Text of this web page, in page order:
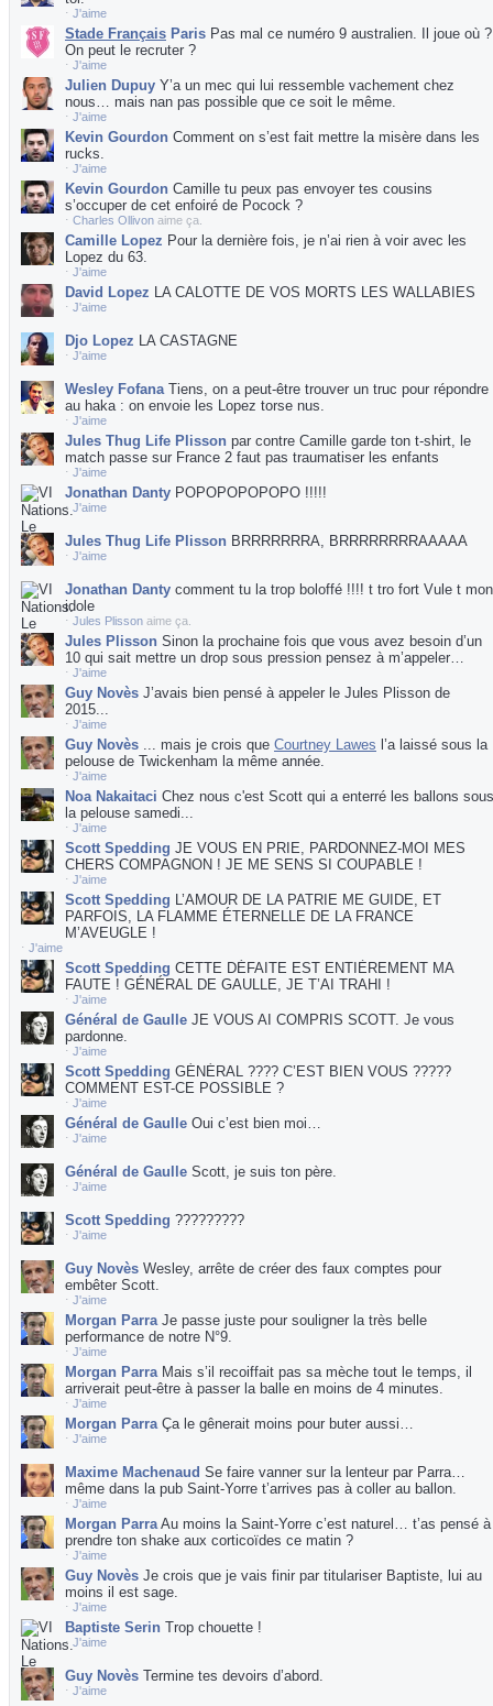
⋅ J'aime
Stade Français Paris Pas mal ce numéro 9 australien. Il joue où ?
On peut le recruter ?
⋅ J'aime
Julien Dupuy Y’a un mec qui lui ressemble vachement chez
nous… mais nan pas possible que ce soit le même.
⋅ J'aime
Kevin Gourdon Comment on s’est fait mettre la misère dans les
rucks.
⋅ J'aime
Kevin Gourdon Camille tu peux pas envoyer tes cousins
s’occuper de cet enfoiré de Pocock ?
⋅ Charles Ollivon aime ça.
Camille Lopez Pour la dernière fois, je n’ai rien à voir avec les
Lopez du 63.
⋅ J'aime
David Lopez LA CALOTTE DE VOS MORTS LES WALLABIES
⋅ J'aime
Djo Lopez LA CASTAGNE
⋅ J'aime
Wesley FofanaTiens, on a peut-être trouver un truc pour répondre
au haka : on envoie les Lopez torse nus.
⋅ J'aime
Jules Thug Life Plisson par contre Camille garde ton t-shirt, le
match passe sur France 2 faut pas traumatiser les enfants
⋅ J'aime
Jonathan Danty POPOPOPOPOPO !!!!!
⋅ J'aime
Jules Thug Life Plisson BRRRRRRRA, BRRRRRRRRAAAAA
⋅ J'aime
Jonathan Danty comment tu la trop boloffé !!!! t tro fort Vule t mon
idole
⋅ Jules Plisson aime ça.
Jules Plisson Sinon la prochaine fois que vous avez besoin d’un
10 qui sait mettre un drop sous pression pensez à m’appeler…
⋅ J'aime
Guy Novès J’avais bien pensé à appeler le Jules Plisson de
2015...
⋅ J'aime
Guy Novès ... mais je crois que Courtney Lawes l’a laissé sous la
pelouse de Twickenham la même année.
⋅ J'aime
Noa Nakaitaci Chez nous c'est Scott qui a enterré les ballons sous
la pelouse samedi...
⋅ J'aime
Scott Spedding JE VOUS EN PRIE, PARDONNEZ-MOI MES
CHERS COMPAGNON ! JE ME SENS SI COUPABLE !
⋅ J'aime
Scott Spedding L’AMOUR DE LA PATRIE ME GUIDE, ET
PARFOIS, LA FLAMME ÉTERNELLE DE LA FRANCE
M’AVEUGLE !
⋅ J'aime
Scott Spedding CETTE DÉFAITE EST ENTIÈREMENT MA
FAUTE ! GÉNÉRAL DE GAULLE, JE T’AI TRAHI !
⋅ J'aime
Général de Gaulle JE VOUS AI COMPRIS SCOTT. Je vous
pardonne.
⋅ J'aime
Scott Spedding GÉNÉRAL ???? C’EST BIEN VOUS ?????
COMMENT EST-CE POSSIBLE ?
⋅ J'aime
Général de Gaulle Oui c’est bien moi…
⋅ J'aime
Général de Gaulle Scott, je suis ton père.
⋅ J'aime
Scott Spedding ?????????
⋅ J'aime
Guy Novès Wesley, arrête de créer des faux comptes pour
embêter Scott.
⋅ J'aime
Morgan ParraJe passe juste pour souligner la très belle
performance de notre N°9.
⋅ J'aime
Morgan ParraMais s’il recoiffait pas sa mèche tout le temps, il
arriverait peut-être à passer la balle en moins de 4 minutes.
⋅ J'aime
Morgan ParraÇa le gênerait moins pour buter aussi…
⋅ J'aime
Maxime Machenaud Se faire vanner sur la lenteur par Parra…
même dans la pub Saint-Yorre t’arrives pas à coller au ballon.
⋅ J'aime
Morgan ParraAu moins la Saint-Yorre c’est naturel… t’as pensé à
prendre ton shake aux corticoïdes ce matin ?
⋅ J'aime
Guy Novès Je crois que je vais finir par titulariser Baptiste, lui au
moins il est sage.
⋅ J'aime
Baptiste Serin Trop chouette !
⋅ J'aime
Guy Novès Termine tes devoirs d’abord.
⋅ J'aime